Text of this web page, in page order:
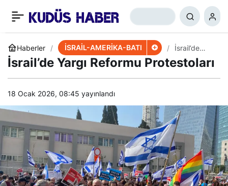
Haberler İSRAİL-AMERİKA-BATI
İsrail’de
Yargı
Reformu
İsrail’de Yargı Reformu Protestoları
18 Ocak 2026, 08:45 yayınlandı
İsrail, Batı Şeria’yı İşgale
Hazırlanıyor
+ 0 Paylaş